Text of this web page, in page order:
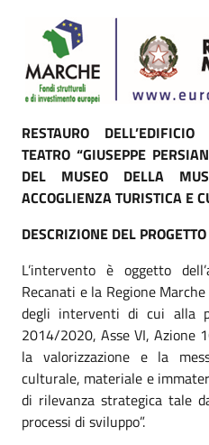
RESTAURO
TEATRO “GIUSEPPE
DEL MUSEO DELLA
ACCOGLIENZA TURISTICA E
DESCRIZIONE DEL PROGETTO
L’intervento è oggetto
Recanati e la Regione
degli interventi di cui alla
2014/2020, Asse VI, Azione
la valorizzazione e la
culturale, materiale e
di rilevanza strategica tale
processi di sviluppo”.